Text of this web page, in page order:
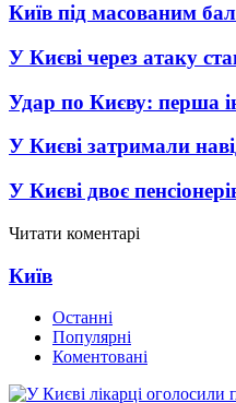
Київ під масованим
У Києві через атаку
Удар по Києву: перша
У Києві затримали
У Києві двоє
Читати коментарі
Київ
Останні
Популярні
Коментовані